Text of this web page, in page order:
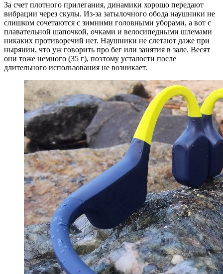
За счет плотного прилегания, динамики хорошо передают
вибрации через скулы. Из-за затылочного обода наушники не
слишком сочетаются с зимними головными уборами, а вот с
плавательной шапочкой, очками и велосипедными шлемами
никаких противоречий нет. Наушники не слетают даже при
нырянии, что уж говорить про бег или занятия в зале. Весят
они тоже немного (35 г), поэтому усталости после
длительного использования не возникает.